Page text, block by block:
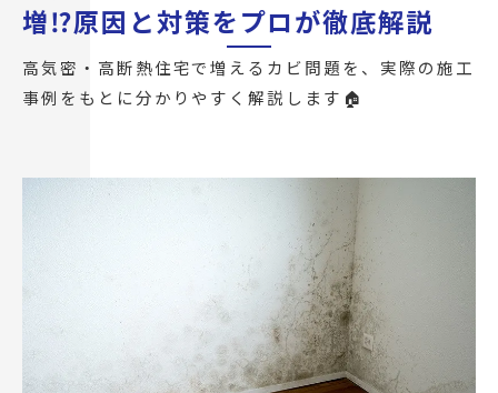
増⁉原因と対策をプロが徹底解説
高気密・高断熱住宅で増えるカビ問題を、実際の施工
事例をもとに分かりやすく解説します🏠